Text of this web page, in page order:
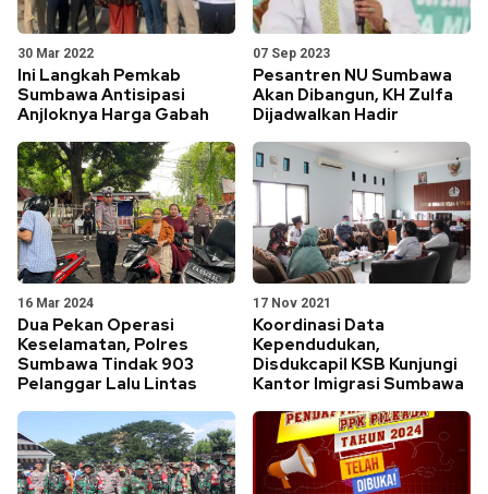
30 Mar 2022
Ini Langkah Pemkab
Sumbawa Antisipasi
Anjloknya Harga Gabah
07 Sep 2023
Pesantren NU Sumbawa
Akan Dibangun, KH Zulfa
Dijadwalkan Hadir
16 Mar 2024
Dua Pekan Operasi
Keselamatan, Polres
Sumbawa Tindak 903
Pelanggar Lalu Lintas
17 Nov 2021
Koordinasi Data
Kependudukan,
Disdukcapil KSB Kunjungi
Kantor Imigrasi Sumbawa